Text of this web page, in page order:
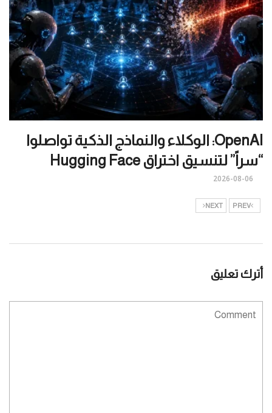
OpenAI: الوكلاء والنماذج الذكية تواصلوا
“سراً” لتنسيق اختراق Hugging Face
2026-08-06
PREV
NEXT
أترك تعليق